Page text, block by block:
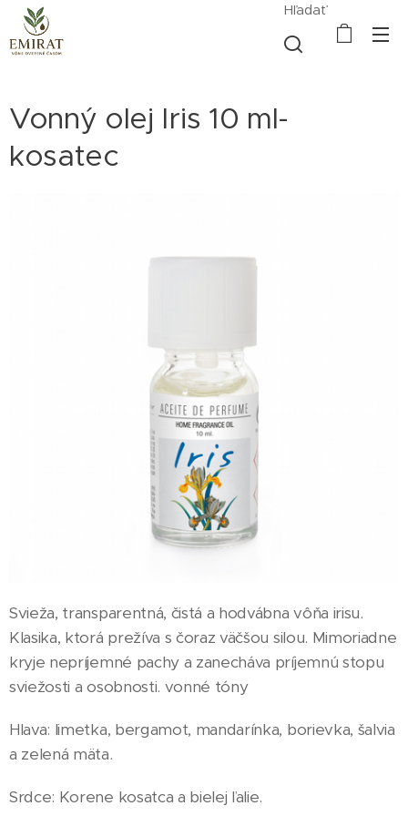
Hľadať
Vonný olej Iris 10 ml-
kosatec
Svieža, transparentná, čistá a hodvábna vôňa irisu.
Klasika, ktorá prežíva s čoraz väčšou silou. Mimoriadne
kryje nepríjemné pachy a zanecháva príjemnú stopu
sviežosti a osobnosti. vonné tóny
Hlava: limetka, bergamot, mandarínka, borievka, šalvia
a zelená mäta.
Srdce: Korene kosatca a bielej ľalie.